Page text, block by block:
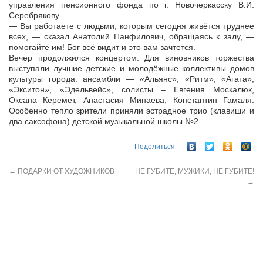
управления пенсионного фонда по г. Новочеркасску В.И.
Серебрякову.
— Вы работаете с людьми, которым сегодня живётся труднее
всех, — сказал Анатолий Панфилович, обращаясь к залу, —
помогайте им! Бог всё видит и это вам зачтется.
Вечер продолжился концертом. Для виновников торжества
выступали лучшие детские и молодёжные коллективы домов
культуры города: ансамбли — «Альянс», «Ритм», «Агата»,
«Экситон», «Эдельвейс», солисты – Евгения Москалюк,
Оксана Керемет, Анастасия Минаева, Константин Гамаля.
Особенно тепло зрители приняли эстрадное трио (клавиши и
два саксофона) детской музыкальной школы №2.
Поделиться
← ПОДАРКИ ОТ ХУДОЖНИКОВ
НЕ ГУБИТЕ, МУЖИКИ, НЕ ГУБИТЕ!
→